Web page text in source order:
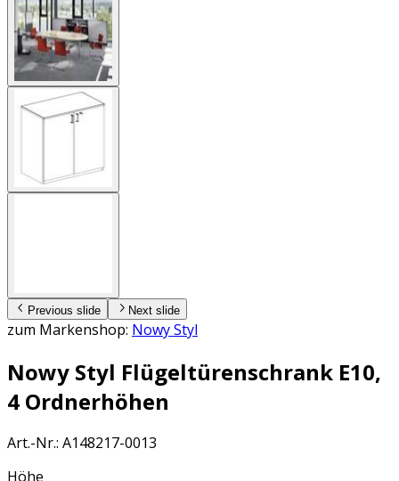
Previous slide Next slide
zum Markenshop: Nowy Styl
Nowy Styl Flügeltürenschrank E10,
4 Ordnerhöhen
Art.-Nr.: A148217-0013
Höhe